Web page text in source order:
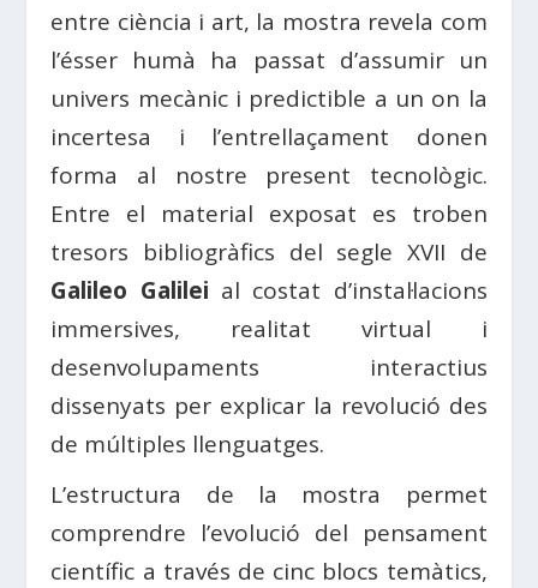
entre ciència i art, la mostra revela com
l’ésser humà ha passat d’assumir un
univers mecànic i predictible a un on la
incertesa i l’entrellaçament donen
forma al nostre present tecnològic.
Entre el material exposat es troben
tresors bibliogràfics del segle XVII de
Galileo Galilei al costat d’instal·lacions
immersives, realitat virtual i
desenvolupaments interactius
dissenyats per explicar la revolució des
de múltiples llenguatges.
L’estructura de la mostra permet
comprendre l’evolució del pensament
científic a través de cinc blocs temàtics,